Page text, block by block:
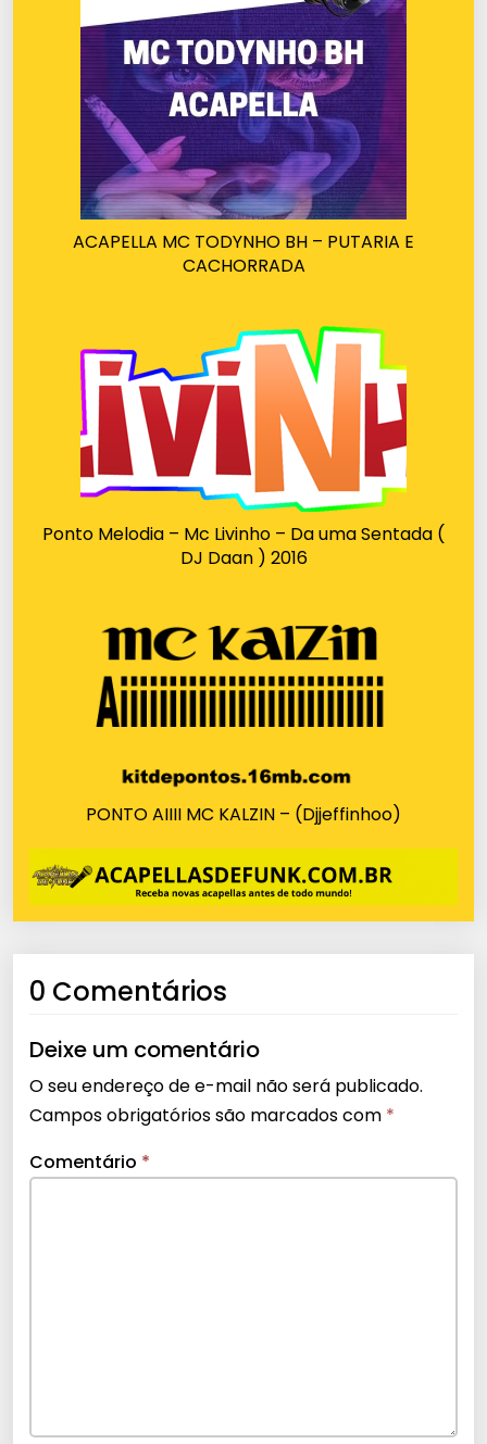
ACAPELLA MC TODYNHO BH – PUTARIA E
CACHORRADA
Ponto Melodia – Mc Livinho – Da uma Sentada (
DJ Daan ) 2016
PONTO AIIII MC KALZIN – (Djjeffinhoo)
0 Comentários
Deixe um comentário
O seu endereço de e-mail não será publicado.
Campos obrigatórios são marcados com *
Comentário *